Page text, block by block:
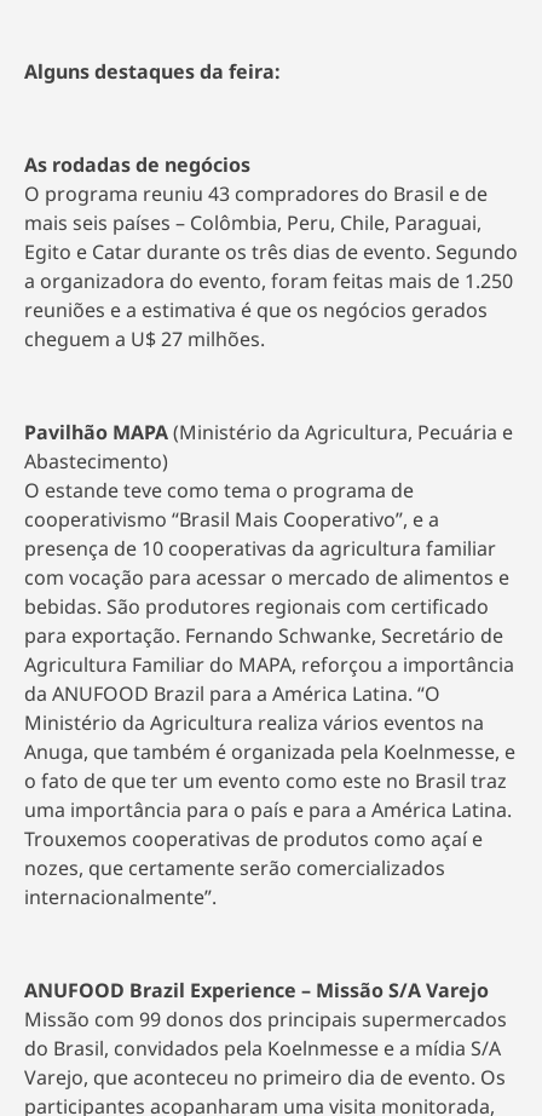
Alguns destaques da feira:
As rodadas de negócios
O programa reuniu 43 compradores do Brasil e de
mais seis países – Colômbia, Peru, Chile, Paraguai,
Egito e Catar durante os três dias de evento. Segundo
a organizadora do evento, foram feitas mais de 1.250
reuniões e a estimativa é que os negócios gerados
cheguem a U$ 27 milhões.
Pavilhão MAPA(Ministério da Agricultura, Pecuária e
Abastecimento)
O estande teve como tema o programa de
cooperativismo “Brasil Mais Cooperativo”, e a
presença de 10 cooperativas da agricultura familiar
com vocação para acessar o mercado de alimentos e
bebidas. São produtores regionais com certificado
para exportação. Fernando Schwanke, Secretário de
Agricultura Familiar do MAPA, reforçou a importância
da ANUFOOD Brazil para a América Latina. “O
Ministério da Agricultura realiza vários eventos na
Anuga, que também é organizada pela Koelnmesse, e
o fato de que ter um evento como este no Brasil traz
uma importância para o país e para a América Latina.
Trouxemos cooperativas de produtos como açaí e
nozes, que certamente serão comercializados
internacionalmente”.
ANUFOOD Brazil Experience – Missão S/A Varejo
Missão com 99 donos dos principais supermercados
do Brasil, convidados pela Koelnmesse e a mídia S/A
Varejo, que aconteceu no primeiro dia de evento. Os
participantes acopanharam uma visita monitorada,